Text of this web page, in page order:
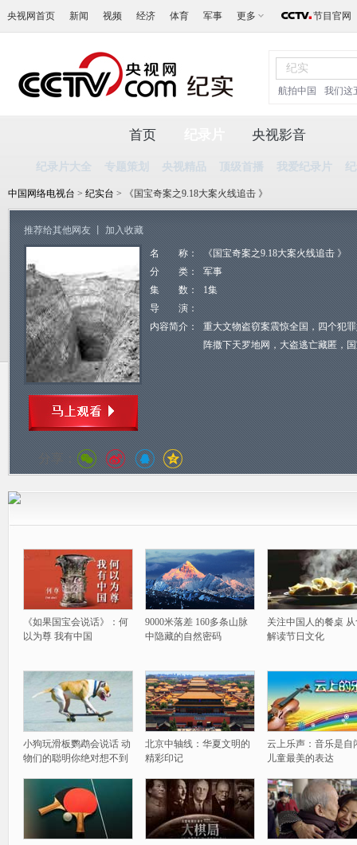
央视网首页 新闻 视频 经济 体育 军事 更多 节目官网
航拍中国 我们这
首页
纪录片大全 专题策划 央视精品 顶级首播 我爱纪录片
央视影音
中国网络电视台 > 纪实台 > 《国宝奇案之9.18大案火线追击 》
推荐给其他网友 加入收藏
名 称：
《国宝奇案之9.18大案火线追击 》
分 类：
军事
集 数：
1集
导 演：
内容简介：
重大文物盗窃案震惊全国，四个犯
阵撒下天罗地网，大盗逃亡藏匿，
分享：
《如果国宝会说话》：何
以为尊 我有中国
9000米落差 160多条山脉
中隐藏的自然密码
关注中国人的餐桌
解读节日文化
小狗玩滑板鹦鹉会说话 动
物们的聪明你绝对想不到
北京中轴线：华夏文明的
精彩印记
云上乐声：音乐是自
儿童最美的表达